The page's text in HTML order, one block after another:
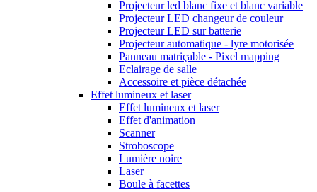
Projecteur led blanc fixe et blanc variable
Projecteur LED changeur de couleur
Projecteur LED sur batterie
Projecteur automatique - lyre motorisée
Panneau matriçable - Pixel mapping
Eclairage de salle
Accessoire et pièce détachée
Effet lumineux et laser
Effet lumineux et laser
Effet d'animation
Scanner
Stroboscope
Lumière noire
Laser
Boule à facettes